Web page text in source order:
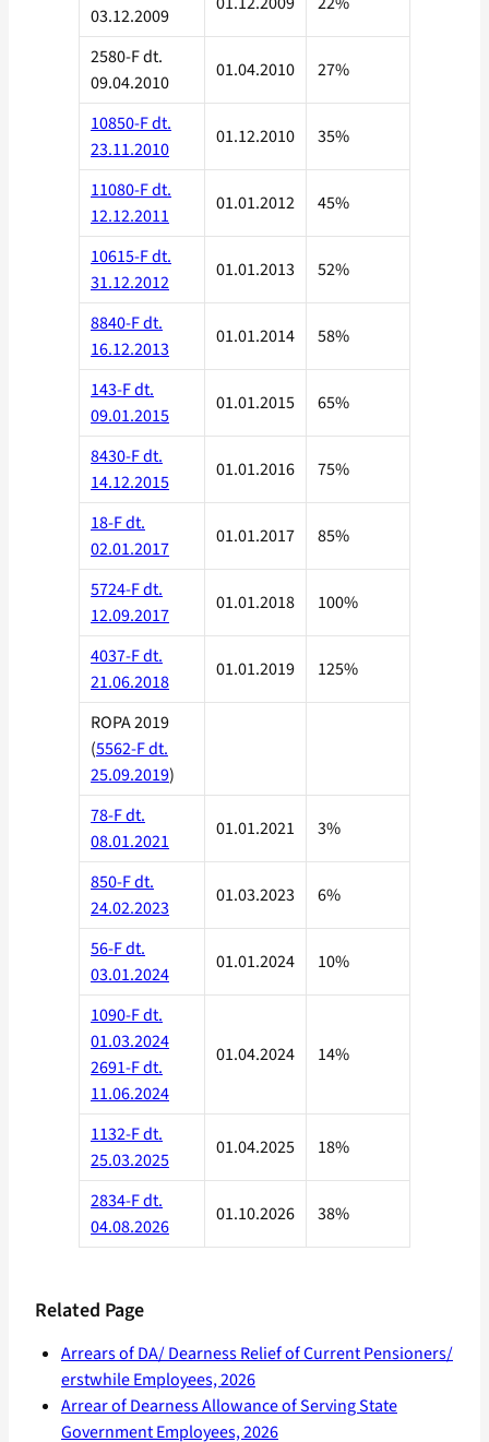
03.12.2009
2580-F dt.
09.04.2010
01.04.2010 27%
10850-F dt.
23.11.2010
01.12.2010 35%
11080-F dt.
12.12.2011
01.01.2012 45%
10615-F dt.
31.12.2012
01.01.2013 52%
8840-F dt.
16.12.2013
01.01.2014 58%
143-F dt.
09.01.2015
01.01.2015 65%
8430-F dt.
14.12.2015
01.01.2016 75%
18-F dt.
02.01.2017
01.01.2017 85%
5724-F dt.
12.09.2017
01.01.2018 100%
4037-F dt.
21.06.2018
01.01.2019 125%
ROPA 2019
(5562-F dt.
25.09.2019)
78-F dt.
08.01.2021
01.01.2021 3%
850-F dt.
24.02.2023
01.03.2023 6%
56-F dt.
03.01.2024
01.01.2024 10%
1090-F dt.
01.03.2024
2691-F dt.
11.06.2024
01.04.2024 14%
1132-F dt.
25.03.2025
01.04.2025 18%
2834-F dt.
04.08.2026
01.10.2026 38%
Related Page
Arrears of DA/ Dearness Relief of Current Pensioners/
erstwhile Employees, 2026
Arrear of Dearness Allowance of Serving State
Government Employees, 2026